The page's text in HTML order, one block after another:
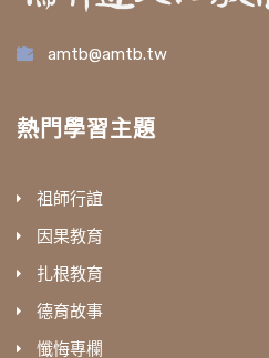
amtb@amtb.tw
熱門學習主題
祖師行誼
因果教育
扎根教育
德育故事
懺悔專欄